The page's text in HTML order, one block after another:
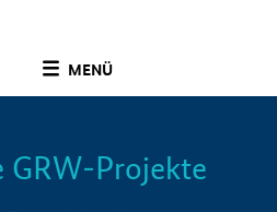
MENÜ
Info
GRW-Projekte